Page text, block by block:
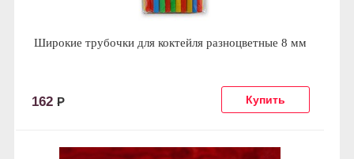
Широкие трубочки для коктейля разноцветные 8 мм
162 Р